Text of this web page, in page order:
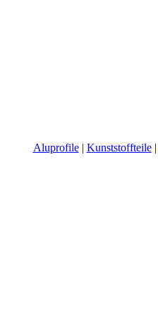
Aluprofile| Kunststoffteile|